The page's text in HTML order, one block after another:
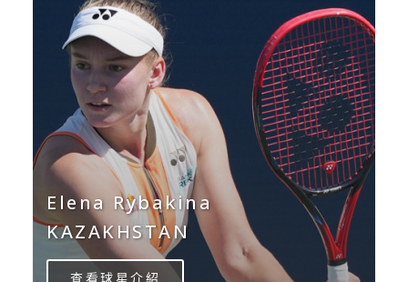
Elena Rybakina
KAZAKHSTAN
查看球星介紹